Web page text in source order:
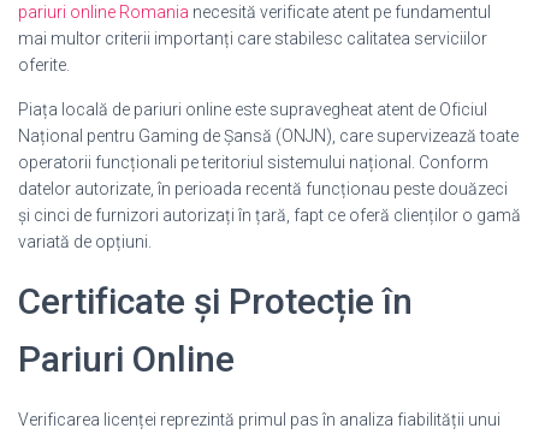
pariuri online Romania necesită verificate atent pe fundamentul
mai multor criterii importanți care stabilesc calitatea serviciilor
oferite.
Piața locală de pariuri online este supravegheat atent de Oficiul
Național pentru Gaming de Șansă (ONJN), care supervizează toate
operatorii funcționali pe teritoriul sistemului național. Conform
datelor autorizate, în perioada recentă funcționau peste douăzeci
și cinci de furnizori autorizați în țară, fapt ce oferă clienților o gamă
variată de opțiuni.
Certificate și Protecție în
Pariuri Online
Verificarea licenței reprezintă primul pas în analiza fiabilității unui